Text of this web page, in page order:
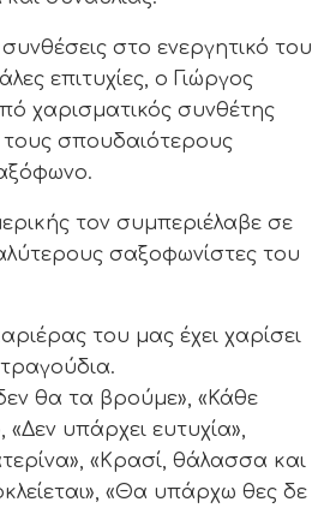
στο ενεργητικό του
επιτυχίες, ο Γιώργος
χαρισματικός συνθέτης
τους σπουδαιότερους
τον συμπεριέλαβε σε
σαξοφωνίστες του
του μας έχει χαρίσει
θα τα βρούμε», «Κάθε
«Δεν υπάρχει ευτυχία»,
«Κρασί, θάλασσα και
«Θα υπάρχω θες δε